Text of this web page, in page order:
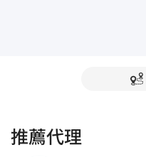
推薦代理